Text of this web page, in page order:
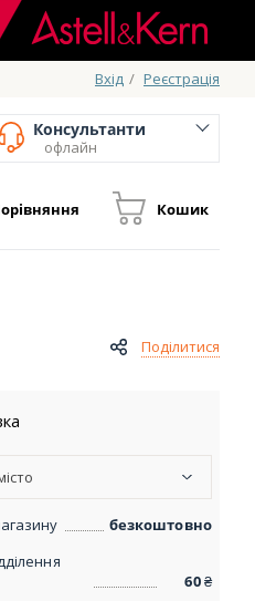
Вхід / Реєстрація
Консультанти
офлайн
Кошик
Поділитися
безкоштовно
60₴